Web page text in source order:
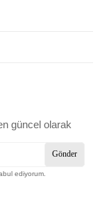
güncel olarak
Gönder
ediyorum.